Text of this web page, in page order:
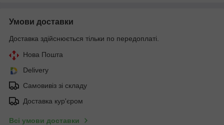
Умови доставки
Доставка здійснюється тільки по передоплаті.
Нова Пошта
Delivery
Самовивіз зі складу
Доставка кур'єром
Всі умови доставки